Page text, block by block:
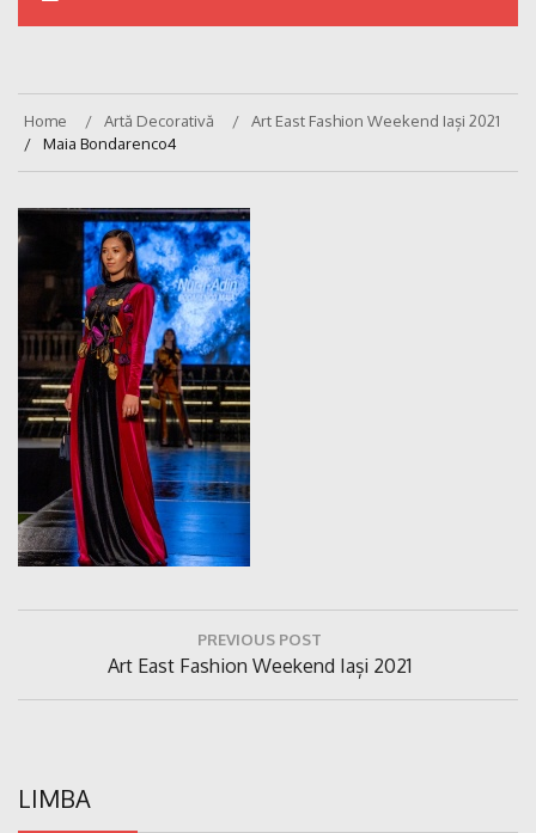
Home Artă Decorativă
Art East Fashion Weekend Iași 2021
Maia Bondarenco4
PREVIOUS POST
Previous
Post:
Art East Fashion Weekend Iași 2021
LIMBA